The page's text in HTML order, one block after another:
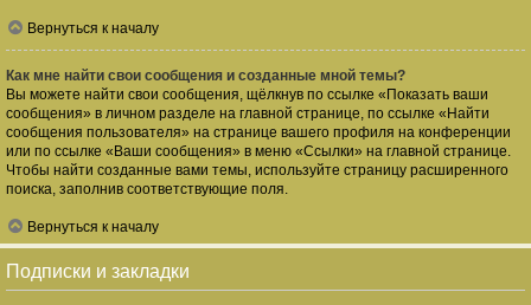
Вернуться к началу
Как мне найти свои сообщения и созданные мной темы?
Вы можете найти свои сообщения, щёлкнув по ссылке «Показать ваши
сообщения» в личном разделе на главной странице, по ссылке «Найти
сообщения пользователя» на странице вашего профиля на конференции
или по ссылке «Ваши сообщения» в меню «Ссылки» на главной странице.
Чтобы найти созданные вами темы, используйте страницу расширенного
поиска, заполнив соответствующие поля.
Вернуться к началу
Подписки и закладки